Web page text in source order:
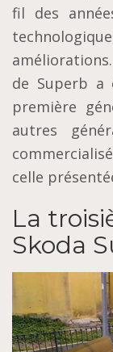
fil des
de Superb a
première
autres
celle
La
Skoda